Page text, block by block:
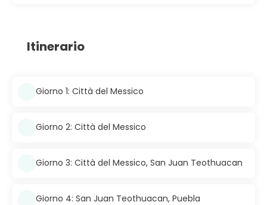
Itinerario
Giorno 1: Città del Messico
Giorno 2: Città del Messico
Giorno 3: Città del Messico, San Juan Teothuacan
Giorno 4: San Juan Teothuacan, Puebla